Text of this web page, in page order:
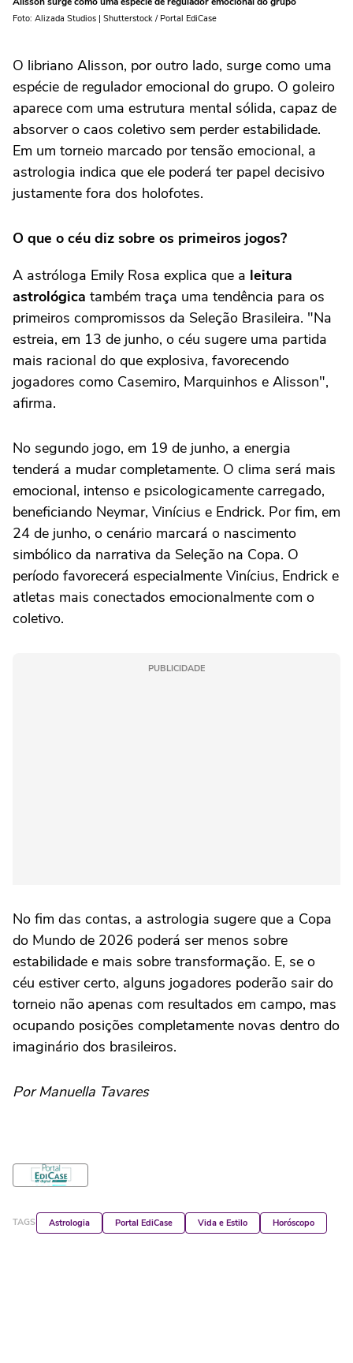
Foto: Alizada Studios | Shutterstock / Portal EdiCase
O libriano Alisson, por outro lado, surge como uma
espécie de regulador emocional do grupo. O goleiro
aparece com uma estrutura mental sólida, capaz de
absorver o caos coletivo sem perder estabilidade.
Em um torneio marcado por tensão emocional, a
astrologia indica que ele poderá ter papel decisivo
justamente fora dos holofotes.
O que o céu diz sobre os primeiros jogos?
A astróloga Emily Rosa explica que a leitura
astrológica também traça uma tendência para os
primeiros compromissos da Seleção Brasileira. "Na
estreia, em 13 de junho, o céu sugere uma partida
mais racional do que explosiva, favorecendo
jogadores como Casemiro, Marquinhos e Alisson",
afirma.
No segundo jogo, em 19 de junho, a energia
tenderá a mudar completamente. O clima será mais
emocional, intenso e psicologicamente carregado,
beneficiando Neymar, Vinícius e Endrick. Por fim, em
24 de junho, o cenário marcará o nascimento
simbólico da narrativa da Seleção na Copa. O
período favorecerá especialmente Vinícius, Endrick e
atletas mais conectados emocionalmente com o
coletivo.
PUBLICIDADE
No fim das contas, a astrologia sugere que a Copa
do Mundo de 2026 poderá ser menos sobre
estabilidade e mais sobre transformação. E, se o
céu estiver certo, alguns jogadores poderão sair do
torneio não apenas com resultados em campo, mas
ocupando posições completamente novas dentro do
imaginário dos brasileiros.
Por Manuella Tavares
TAGS Astrologia Portal EdiCase Vida e Estilo Horóscopo